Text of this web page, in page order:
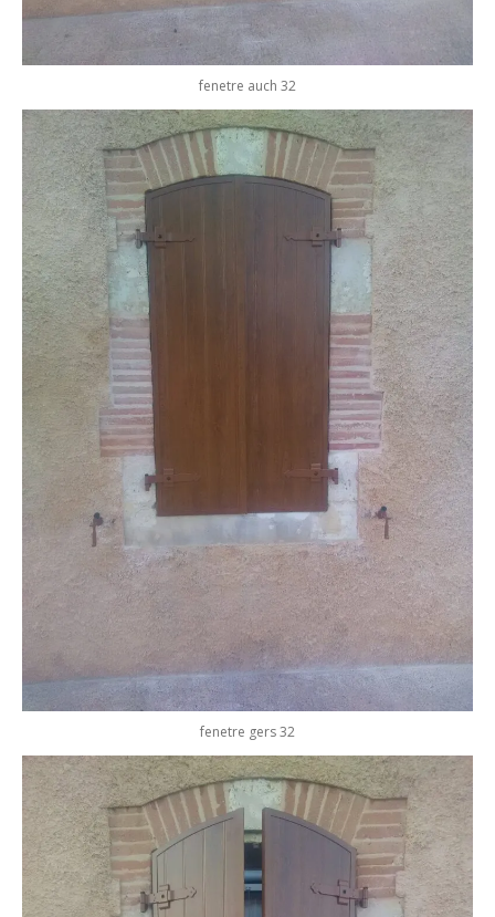
fenetre auch 32
fenetre gers 32